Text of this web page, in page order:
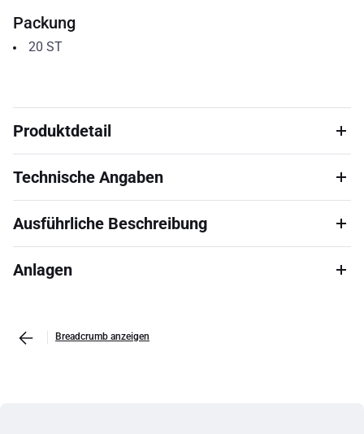
Packung
20 ST
Produktdetail
Technische Angaben
Ausführliche Beschreibung
Anlagen
Breadcrumb anzeigen